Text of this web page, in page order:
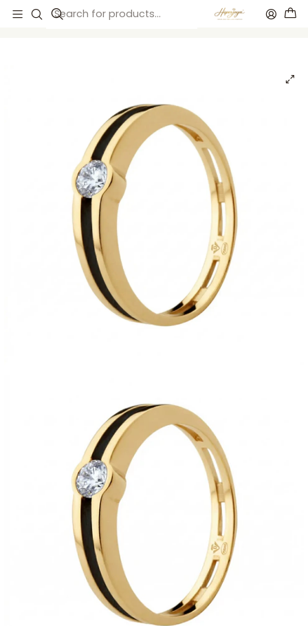
Inicio Anillos de compromiso Anillos de compromiso
Anillo de Oro 18k con diamante